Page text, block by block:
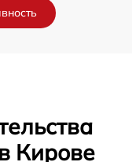
Кирове